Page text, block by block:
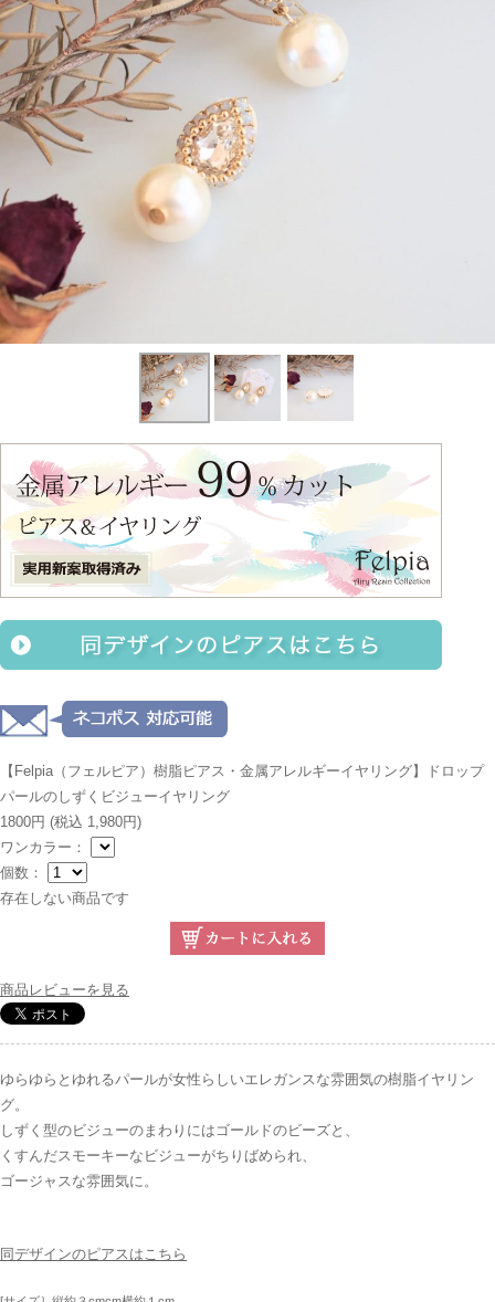
【Felpia（フェルピア）樹脂ピアス・金属アレルギーイヤリング】ドロップ
パールのしずくビジューイヤリング
1800円 (税込 1,980円)
ワンカラー：
個数：
存在しない商品です
商品レビューを見る
ゆらゆらとゆれるパールが女性らしいエレガンスな雰囲気の樹脂イヤリン
グ。
しずく型のビジューのまわりにはゴールドのビーズと、
くすんだスモーキーなビジューがちりばめられ、
ゴージャスな雰囲気に。
同デザインのピアスはこちら